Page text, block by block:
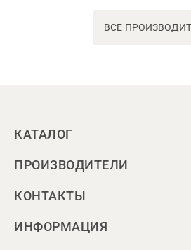
ВСЕ
КАТАЛОГ
ПРОИЗВОДИТЕЛИ
КОНТАКТЫ
ИНФОРМАЦИЯ